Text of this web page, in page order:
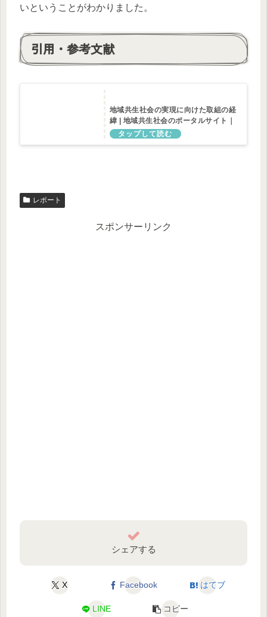
いということがわかりました。
引用・参考文献
地域共生社会の実現に向けた取組の経
緯 | 地域共生社会のポータルサイト｜
厚生労働省
レポート
スポンサーリンク
シェアする
X Facebook はてブ
LINE コピー